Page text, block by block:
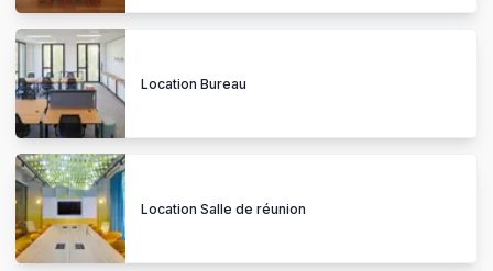
Location Bureau
Location Salle de réunion